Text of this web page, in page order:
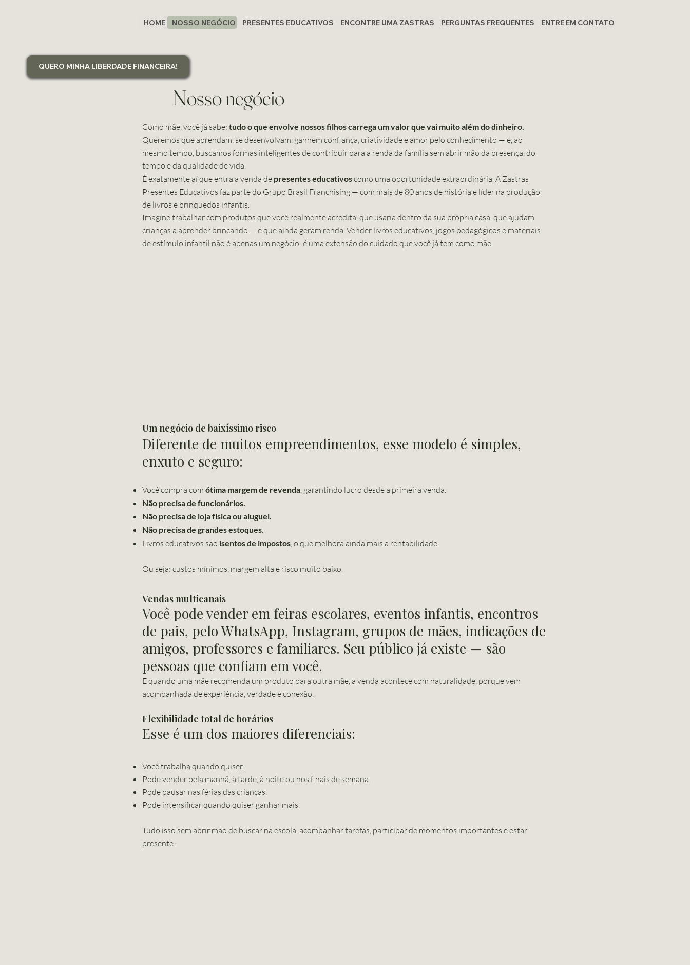
HOME NOSSO NEGÓCIO PRESENTES EDUCATIVOS ENCONTRE UMA ZASTRAS PERGUNTAS FREQUENTES ENTRE EM CONTATO
QUERO MINHA LIBERDADE FINANCEIRA!
Nosso negócio
Como mãe, você já sabe:tudo o que envolve nossos filhos carrega um valor que vai muito além do dinheiro.
Queremos que aprendam, se desenvolvam, ganhem confiança, criatividade e amor pelo conhecimento — e, ao
mesmo tempo, buscamos formas inteligentes de contribuir para a renda da família sem abrir mão da presença, do
tempo e da qualidade de vida.
É exatamente aí que entra a venda de presentes educativoscomo uma oportunidade extraordinária. A Zastras
Presentes Educativos faz parte do Grupo Brasil Franchising — com mais de 80 anos de história e líder na produção
de livros e brinquedos infantis.
Imagine trabalhar com produtos que você realmente acredita, que usaria dentro da sua própria casa, que ajudam
crianças a aprender brincando — e que ainda geram renda. Vender livros educativos, jogos pedagógicos e materiais
de estímulo infantil não é apenas um negócio: é uma extensão do cuidado que você já tem como mãe.
Um negócio de baixíssimo risco
Diferente de muitos empreendimentos, esse modelo é simples,
enxuto e seguro:
Você compra comótima margem de revenda, garantindo lucro desde a primeira venda.
Não precisa de funcionários.
Não precisa de loja física ou aluguel.
Não precisa de grandes estoques.
Livros educativos são isentos de impostos, o que melhora ainda mais a rentabilidade.
Ou seja: custos mínimos, margem alta e risco muito baixo.
Vendas multicanais
Você pode vender em feiras escolares, eventos infantis, encontros
de pais, pelo WhatsApp, Instagram, grupos de mães, indicações de
amigos, professores e familiares. Seu público já existe — são
pessoas que confiam em você.
E quando uma mãe recomenda um produto para outra mãe, a venda acontece com naturalidade, porque vem
acompanhada de experiência, verdade e conexão.
Flexibilidade total de horários
Esse é um dos maiores diferenciais:
Você trabalha quando quiser.
Pode vender pela manhã, à tarde, à noite ou nos finais de semana.
Pode pausar nas férias das crianças.
Pode intensificar quando quiser ganhar mais.
Tudo isso sem abrir mão de buscar na escola, acompanhar tarefas, participar de momentos importantes e estar
presente.